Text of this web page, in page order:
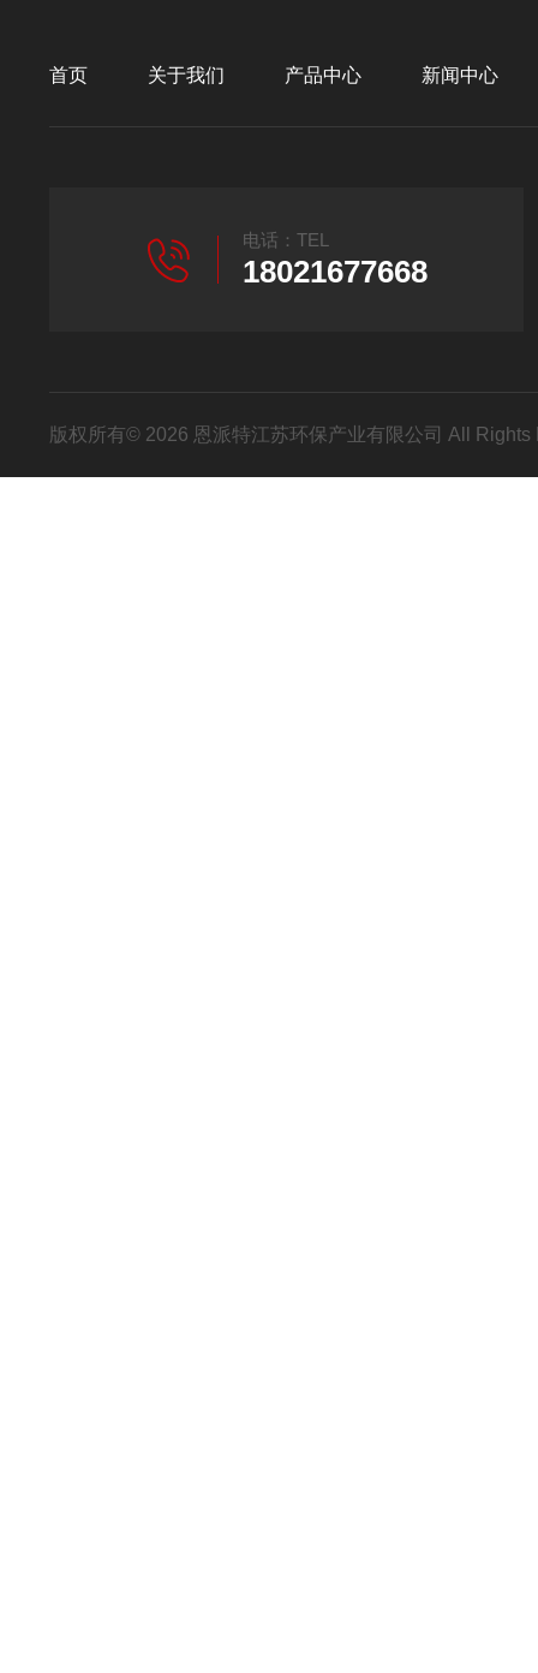
首页 关于我们 产品中心 新闻中心
电话：TEL
18021677668
版权所有© 2026 恩派特江苏环保产业有限公司 All